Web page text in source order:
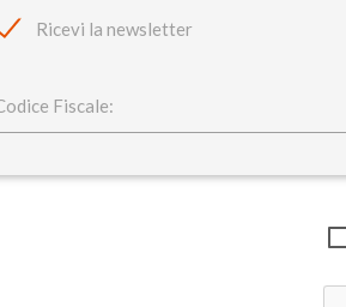
Ricevi la newsletter
Fiscale: